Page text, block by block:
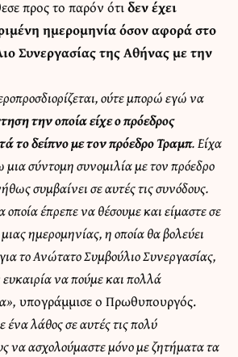
προς το παρόν ότιδεν έχει
ημερομηνία όσον αφορά στο
Συνεργασίας της Αθήνας με την
ούτε μπορώ εγώ να
την οποία είχε ο πρόεδρος
το δείπνο με τον πρόεδρο Τραμπ. Είχα
σύντομη συνομιλία με τον πρόεδρο
συμβαίνει σε αυτές τις συνόδους.
έπρεπε να θέσουμε και είμαστε σε
ημερομηνίας, η οποία θα βολεύει
το Ανώτατο Συμβούλιο Συνεργασίας,
να πούμε και πολλά
υπογράμμισε ο Πρωθυπουργός.
ένα λάθος σε αυτές τις πολύ
να ασχολούμαστε μόνο με ζητήματα τα